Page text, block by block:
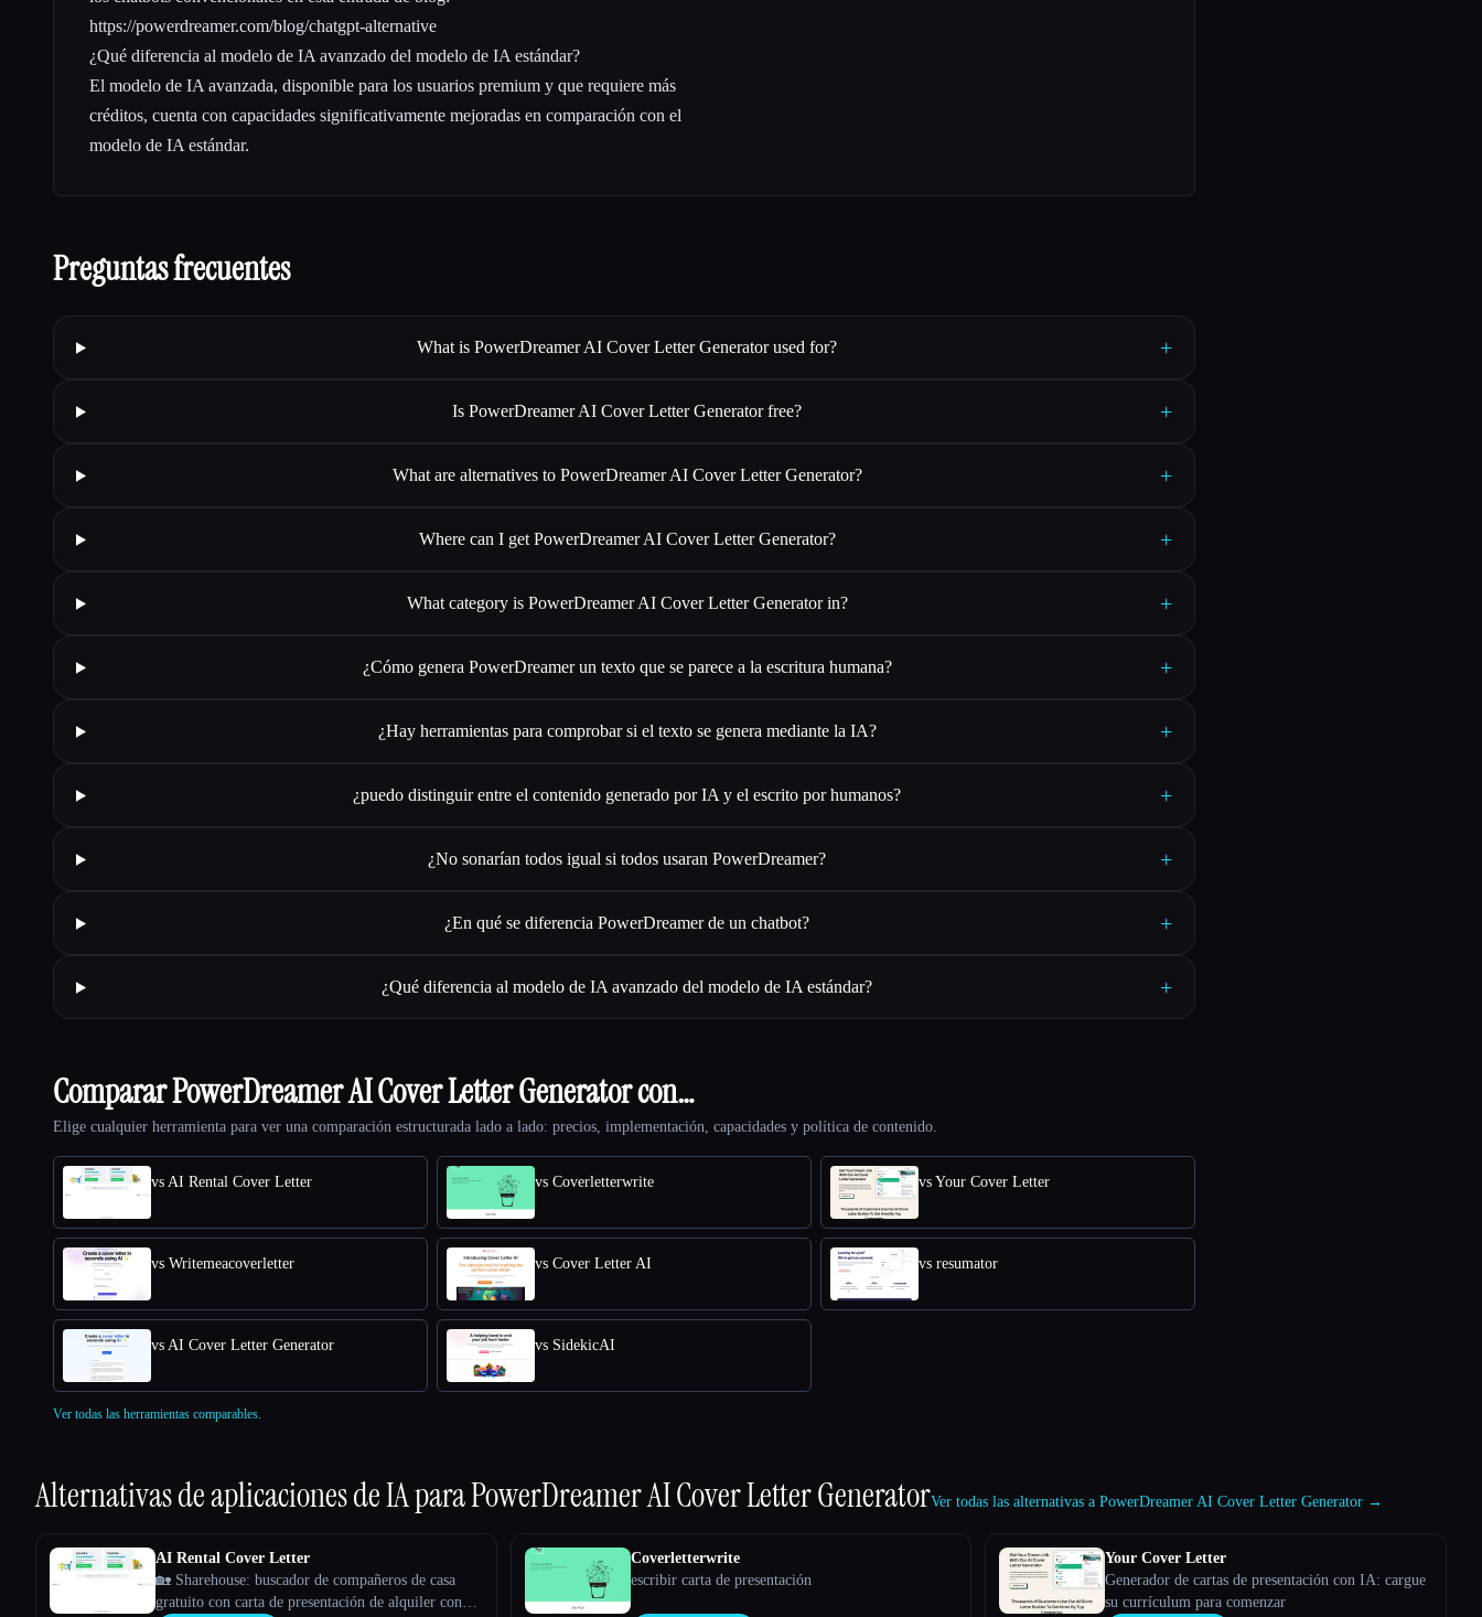
https://powerdreamer.com/blog/chatgpt-alternative
¿Qué diferencia al modelo de IA avanzado del modelo de IA estándar?
El modelo de IA avanzada, disponible para los usuarios premium y que requiere más
créditos, cuenta con capacidades significativamente mejoradas en comparación con el
modelo de IA estándar.
Preguntas frecuentes
What is PowerDreamer AI Cover Letter Generator used for? +
Is PowerDreamer AI Cover Letter Generator free? +
What are alternatives to PowerDreamer AI Cover Letter Generator? +
Where can I get PowerDreamer AI Cover Letter Generator? +
What category is PowerDreamer AI Cover Letter Generator in? +
¿Cómo genera PowerDreamer un texto que se parece a la escritura humana? +
¿Hay herramientas para comprobar si el texto se genera mediante la IA? +
¿puedo distinguir entre el contenido generado por IA y el escrito por humanos? +
¿No sonarían todos igual si todos usaran PowerDreamer? +
¿En qué se diferencia PowerDreamer de un chatbot? +
¿Qué diferencia al modelo de IA avanzado del modelo de IA estándar? +
Comparar PowerDreamer AI Cover Letter Generator con…
Elige cualquier herramienta para ver una comparación estructurada lado a lado: precios, implementación, capacidades y política de contenido.
vs AI Rental Cover Letter vs Coverletterwrite vs Your Cover Letter
vs Writemeacoverletter vs Cover Letter AI vs resumator
vs AI Cover Letter Generator vs SidekicAI
Ver todas las herramientas comparables.
Alternativas de aplicaciones de IA paraPowerDreamer AI Cover Letter GeneratorVer todas las alternativas a PowerDreamer AI Cover Letter Generator →
AI Rental Cover Letter
🏡 Sharehouse: buscador de compañeros de casa
gratuito con carta de presentación de alquiler con
Coverletterwrite
escribir carta de presentación
Your Cover Letter
Generador de cartas de presentación con IA: cargue
su currículum para comenzar